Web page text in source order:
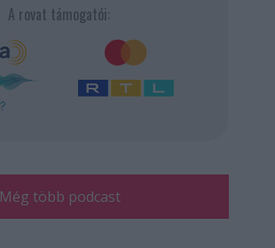
A rovat támogatói:
Még több podcast